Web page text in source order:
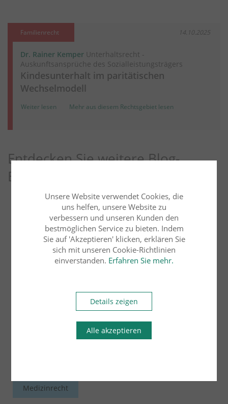
Familienrecht 14.10.2025
Dr. Rainer Kemper Unterhaltsrecht -
Auskunftsansprüche des Sozialleistungsträgers
Kindesunterhalt im paritätischen
Wechselmodell
Weiter lesen Mehr aus diesem Rechtsgebiet lesen
Entdecken Sie weitere Blog-
Beiträge
Arbeitsrecht
Bau- und Architektenrecht Erbrecht
Handels- und Gesellschaftsrecht
Medizinrecht
Unsere Website verwendet Cookies, die
uns helfen, unsere Website zu
verbessern und unseren Kunden den
bestmöglichen Service zu bieten. Indem
Sie auf 'Akzeptieren' klicken, erklären Sie
sich mit unseren Cookie-Richtlinien
einverstanden. Erfahren Sie mehr.
Details zeigen
Alle akzeptieren